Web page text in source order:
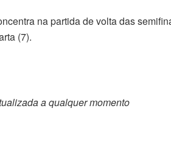
na partida de volta das
(7).
a qualquer momento